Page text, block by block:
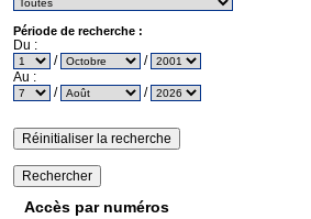
Période de recherche :
Du :
/
/
Au :
/
/
Accès par numéros